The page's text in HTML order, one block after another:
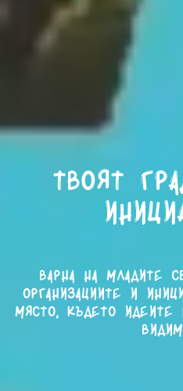
Твоят
Варна на младите
организациите и
място, където идеите